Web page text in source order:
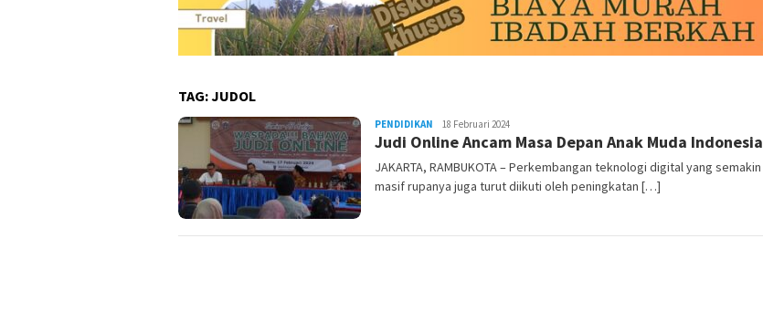
TAG:JUDOL
PENDIDIKAN REDAKSI
RAMBUKOTA
18 Februari 2024
Judi Online Ancam Masa Depan Anak Muda Indonesia
JAKARTA, RAMBUKOTA – Perkembangan teknologi digital yang semakin
masif rupanya juga turut diikuti oleh peningkatan […]